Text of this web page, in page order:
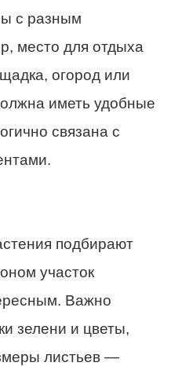
с разным
место для отдыха
огород или
иметь удобные
связана с
подбирают
участок
Важно
зелени и цветы,
листьев —